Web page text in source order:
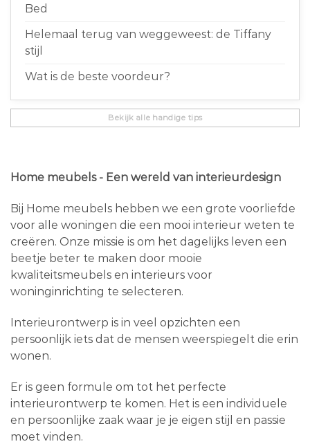
Bed
Helemaal terug van weggeweest: de Tiffany
stijl
Wat is de beste voordeur?
Bekijk alle handige tips
Home meubels - Een wereld van interieurdesign
Bij Home meubels hebben we een grote voorliefde
voor alle woningen die een mooi interieur weten te
creëren. Onze missie is om het dagelijks leven een
beetje beter te maken door mooie
kwaliteitsmeubels en interieurs voor
woninginrichting te selecteren.
Interieurontwerp is in veel opzichten een
persoonlijk iets dat de mensen weerspiegelt die erin
wonen.
Er is geen formule om tot het perfecte
interieurontwerp te komen. Het is een individuele
en persoonlijke zaak waar je je eigen stijl en passie
moet vinden.